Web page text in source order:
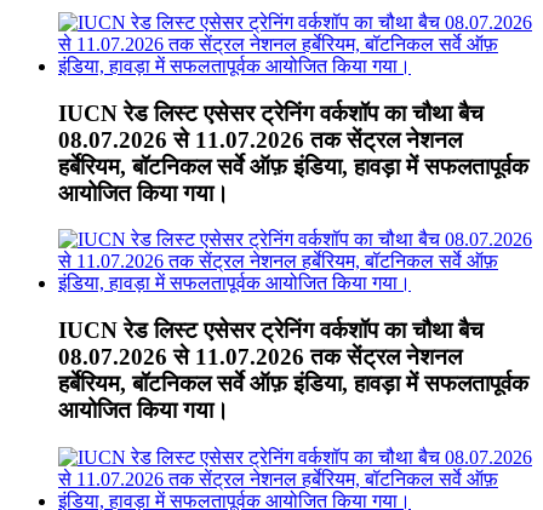
IUCN रेड लिस्ट एसेसर ट्रेनिंग वर्कशॉप का चौथा बैच
08.07.2026 से 11.07.2026 तक सेंट्रल नेशनल
हर्बेरियम, बॉटनिकल सर्वे ऑफ़ इंडिया, हावड़ा में सफलतापूर्वक
आयोजित किया गया।
IUCN रेड लिस्ट एसेसर ट्रेनिंग वर्कशॉप का चौथा बैच
08.07.2026 से 11.07.2026 तक सेंट्रल नेशनल
हर्बेरियम, बॉटनिकल सर्वे ऑफ़ इंडिया, हावड़ा में सफलतापूर्वक
आयोजित किया गया।